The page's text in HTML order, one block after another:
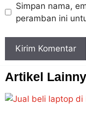
Simpan nama,
peramban ini
Artikel